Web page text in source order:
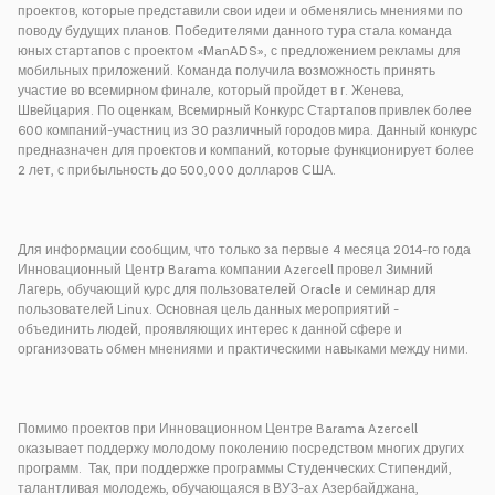
проектов, которые представили свои идеи и обменялись мнениями по
поводу будущих планов. Победителями данного тура стала команда
юных стартапов с проектом «ManADS», с предложением рекламы для
мобильных приложений. Команда получила возможность принять
участие во всемирном финале, который пройдет в г. Женева,
Швейцария. По оценкам, Всемирный Конкурс Стартапов привлек более
600 компаний-участниц из 30 различный городов мира. Данный конкурс
предназначен для проектов и компаний, которые функционирует более
2 лет, с прибыльность до 500,000 долларов США.
Для информации сообщим, что только за первые 4 месяца 2014-го года
Инновационный Центр Barama компании Azercell провел Зимний
Лагерь, обучающий курс для пользователей Oracle и семинар для
пользователей Linux. Основная цель данных мероприятий -
объединить людей, проявляющих интерес к данной сфере и
организовать обмен мнениями и практическими навыками между ними.
Помимо проектов при Инновационном Центре Barama Azercell
оказывает поддержу молодому поколению посредством многих других
программ. Так, при поддержке программы Студенческих Стипендий,
талантливая молодежь, обучающаяся в ВУЗ-ах Азербайджана,